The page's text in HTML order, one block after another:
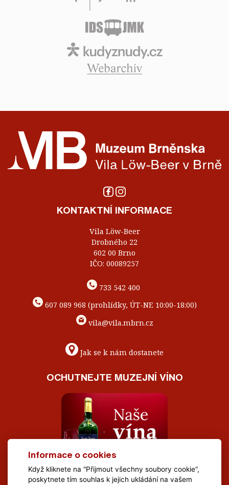
KONTAKTNÍ INFORMACE
Vila Löw-Beer
Drobného 22
602 00 Brno
IČO: 00089257
733 542 400
607 089 968 (prohlídky, ÚT-NE 10:00-18:00)
vila@vila.mbrn.cz
Jak se k nám dostanete
OCHUTNEJTE MUZEJNÍ VÍNO
Informace o cookies
Když kliknete na "Přijmout všechny soubory cookie",
poskytnete tím souhlas k jejich ukládání na vašem